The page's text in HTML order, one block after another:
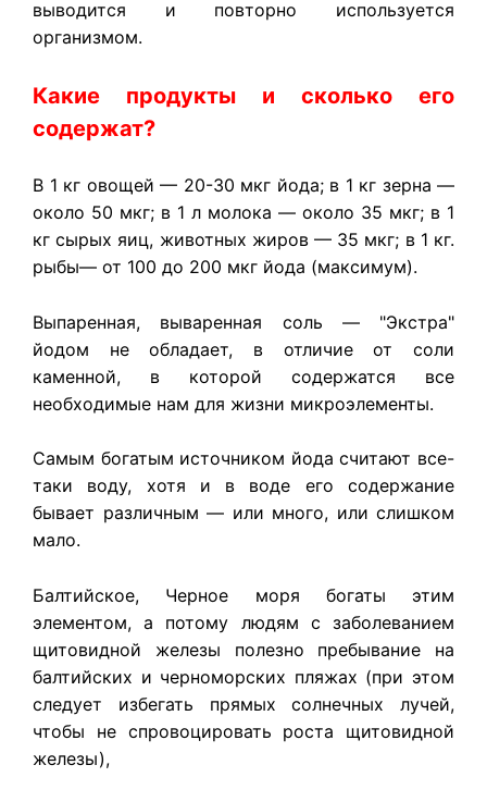
выводится и повторно используется
организмом.
Какие продукты и сколько его
содержат?
В 1 кг овощей — 20-30 мкг йода; в 1 кг зерна —
около 50 мкг; в 1 л молока — около 35 мкг; в 1
кг сырых яиц, животных жиров — 35 мкг; в 1 кг.
рыбы— от 100 до 200 мкг йода (максимум).
Выпаренная, вываренная соль — "Экстра"
йодом не обладает, в отличие от соли
каменной, в которой содержатся все
необходимые нам для жизни микроэлементы.
Самым богатым источником йода считают все-
таки воду, хотя и в воде его содержание
бывает различным — или много, или слишком
мало.
Балтийское, Черное моря богаты этим
элементом, а потому людям с заболеванием
щитовидной железы полезно пребывание на
балтийских и черноморских пляжах (при этом
следует избегать прямых солнечных лучей,
чтобы не спровоцировать роста щитовидной
железы),